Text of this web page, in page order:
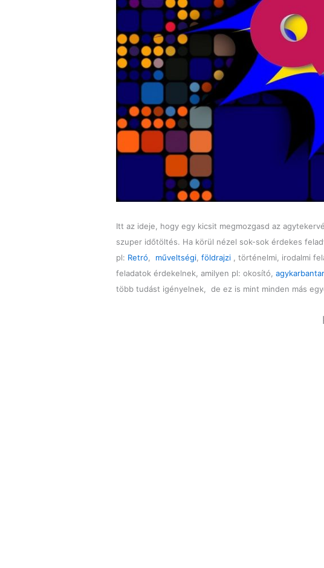
Itt az ideje, hogy egy kicsit megmozgasd az
szuper időtöltés. Ha körül nézel sok-sok érdekes
pl: Retró műveltségi földrajzi , történelmi, irodalmi
feladatok érdekelnek, amilyen pl: okosító,
több tudást igényelnek, de ez is mint minden más